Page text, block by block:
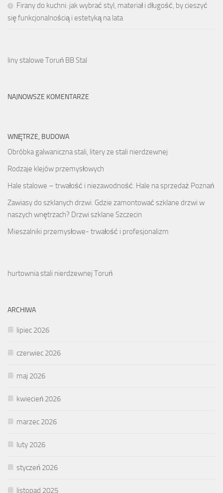
Firany do kuchni: jak wybrać styl, materiał i długość, by cieszyć
się funkcjonalnością i estetyką na lata
liny stalowe Toruń BB Stal
NAJNOWSZE KOMENTARZE
WNĘTRZE, BUDOWA
Obróbka galwaniczna stali, litery ze stali nierdzewnej
Rodzaje klejów przemysłowych
Hale stalowe – trwałość i niezawodność. Hale na sprzedaż Poznań
Zawiasy do szklanych drzwi. Gdzie zamontować szklane drzwi w
naszych wnętrzach? Drzwi szklane Szczecin
Mieszalniki przemysłowe- trwałość i profesjonalizm
hurtownia stali nierdzewnej Toruń
ARCHIWA
lipiec 2026
czerwiec 2026
maj 2026
kwiecień 2026
marzec 2026
luty 2026
styczeń 2026
listopad 2025